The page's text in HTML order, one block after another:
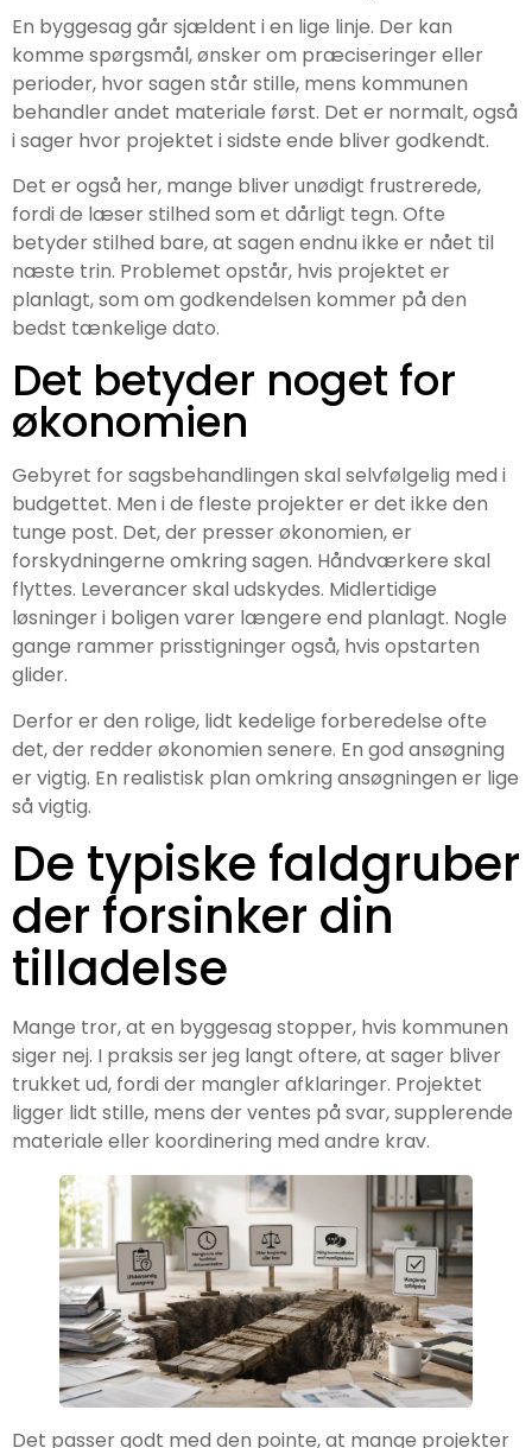
En byggesag går sjældent i en lige linje. Der kan
komme spørgsmål, ønsker om præciseringer eller
perioder, hvor sagen står stille, mens kommunen
behandler andet materiale først. Det er normalt, også
i sager hvor projektet i sidste ende bliver godkendt.
Det er også her, mange bliver unødigt frustrerede,
fordi de læser stilhed som et dårligt tegn. Ofte
betyder stilhed bare, at sagen endnu ikke er nået til
næste trin. Problemet opstår, hvis projektet er
planlagt, som om godkendelsen kommer på den
bedst tænkelige dato.
Det betyder noget for
økonomien
Gebyret for sagsbehandlingen skal selvfølgelig med i
budgettet. Men i de fleste projekter er det ikke den
tunge post. Det, der presser økonomien, er
forskydningerne omkring sagen. Håndværkere skal
flyttes. Leverancer skal udskydes. Midlertidige
løsninger i boligen varer længere end planlagt. Nogle
gange rammer prisstigninger også, hvis opstarten
glider.
Derfor er den rolige, lidt kedelige forberedelse ofte
det, der redder økonomien senere. En god ansøgning
er vigtig. En realistisk plan omkring ansøgningen er lige
så vigtig.
De typiske faldgruber
der forsinker din
tilladelse
Mange tror, at en byggesag stopper, hvis kommunen
siger nej. I praksis ser jeg langt oftere, at sager bliver
trukket ud, fordi der mangler afklaringer. Projektet
ligger lidt stille, mens der ventes på svar, supplerende
materiale eller koordinering med andre krav.
Det passer godt med den pointe, at mange projekter